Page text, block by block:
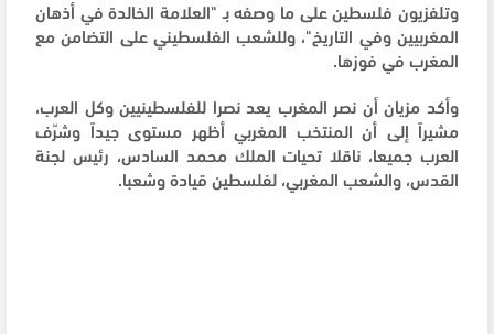
وتلفزيون فلسطين على ما وصفه بـ "العلامة الخالدة في أذهان
المغربيين وفي التاريخ"، وللشعب الفلسطيني على التضامن مع
المغرب في فوزها.
وأكد مزيان أن نصر المغرب يعد نصرا للفلسطينيين وكل العرب،
مشيراً إلى أن المنتخب المغربي أظهر مستوى جيداً وشرّف
العرب جميعا، ناقلا تحيات الملك محمد السادس، رئيس لجنة
القدس، والشعب المغربي، لفلسطين قيادة وشعبا.